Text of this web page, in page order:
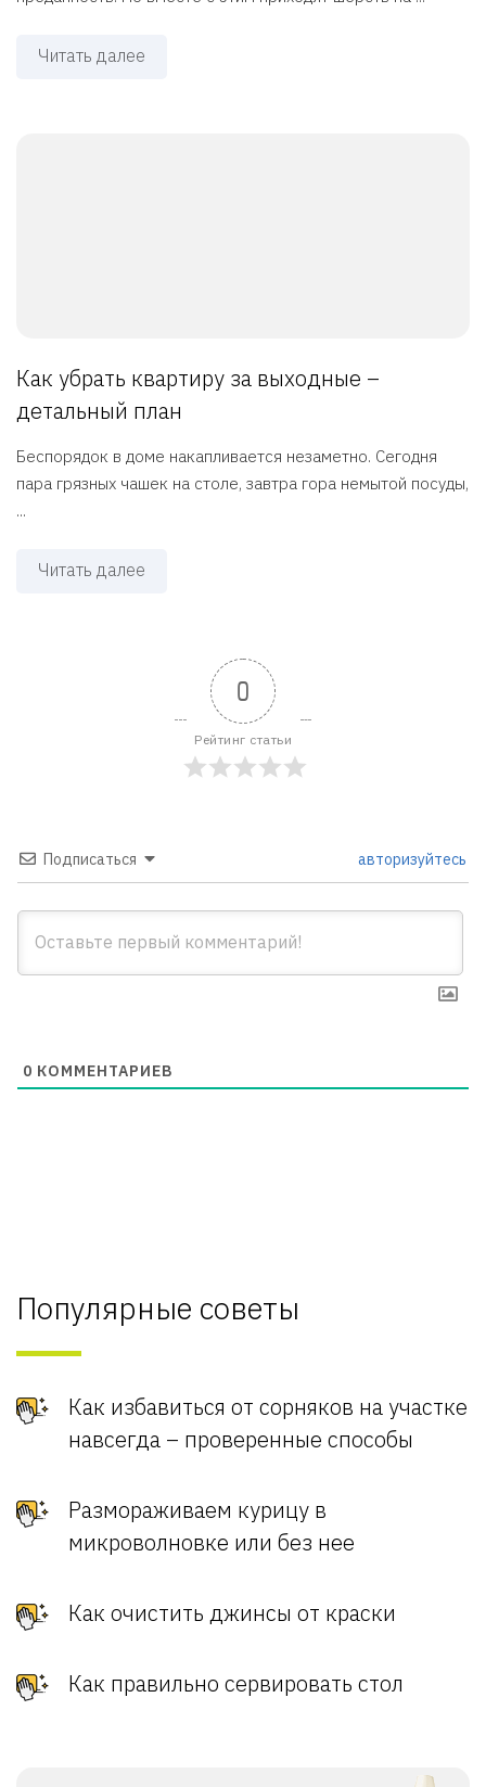
Читать далее
Как убрать квартиру за выходные –
детальный план
Беспорядок в доме накапливается незаметно. Сегодня
пара грязных чашек на столе, завтра гора немытой посуды,
...
Читать далее
0
Рейтинг статьи
Подписаться авторизуйтесь
0 КОММЕНТАРИЕВ
Популярные советы
Как избавиться от сорняков на участке
навсегда – проверенные способы
Размораживаем курицу в
микроволновке или без нее
Как очистить джинсы от краски
Как правильно сервировать стол